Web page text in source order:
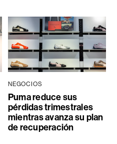
NEGOCIOS
Puma reduce sus
pérdidas trimestrales
mientras avanza su plan
de recuperación